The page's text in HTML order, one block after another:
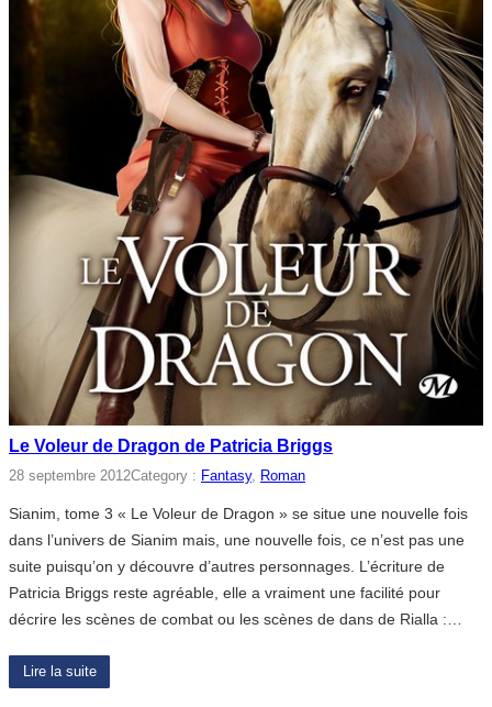
Le Voleur de Dragon de Patricia Briggs
28 septembre 2012Category : Fantasy, Roman
Sianim, tome 3 « Le Voleur de Dragon » se situe une nouvelle fois
dans l’univers de Sianim mais, une nouvelle fois, ce n’est pas une
suite puisqu’on y découvre d’autres personnages. L’écriture de
Patricia Briggs reste agréable, elle a vraiment une facilité pour
décrire les scènes de combat ou les scènes de dans de Rialla :…
Lire la suite